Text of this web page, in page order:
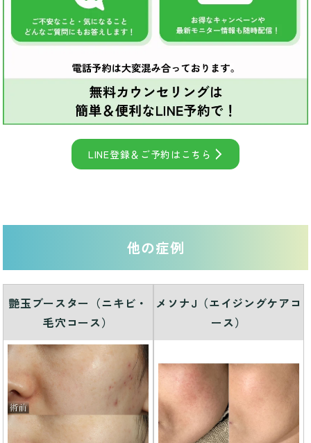
LINE登録＆ご予約はこちら
他の症例
艶玉ブースター（ニキビ・
毛穴コース）
メソナJ（エイジングケアコ
ース）